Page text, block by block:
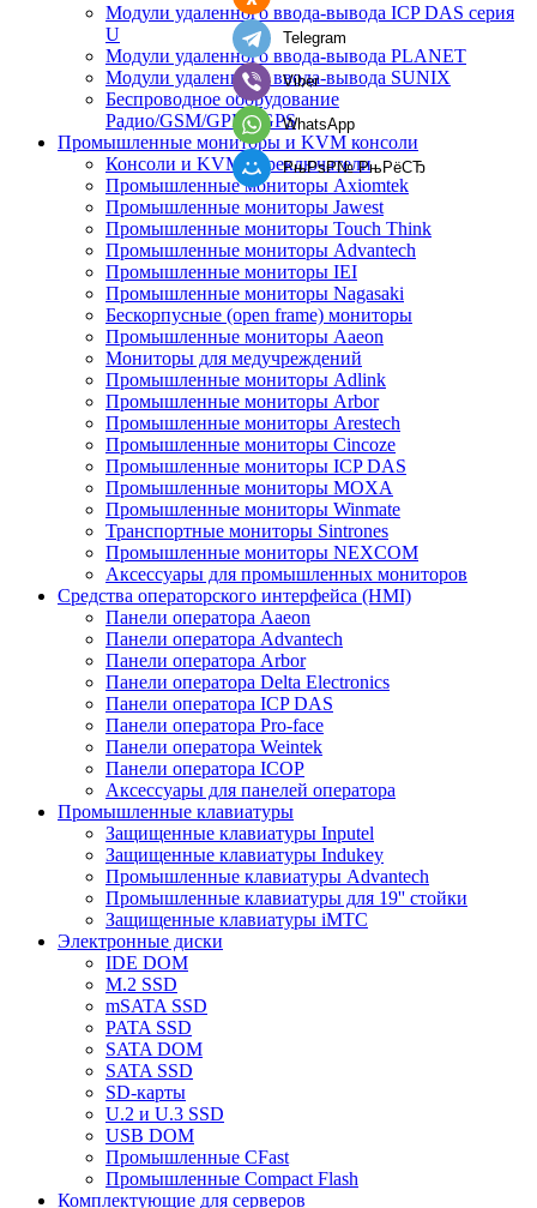
Модули удаленного ввода-вывода ICP DAS серия
U
Модули удаленного ввода-вывода PLANET
Модули удаленного ввода-вывода SUNIX
Беспроводное оборудование
Радио/GSM/GPRS/GPS
Промышленные мониторы и KVM консоли
Консоли и KVM переключатели
Промышленные мониторы Axiomtek
Промышленные мониторы Jawest
Промышленные мониторы Touch Think
Промышленные мониторы Advantech
Промышленные мониторы IEI
Промышленные мониторы Nagasaki
Бескорпусные (open frame) мониторы
Промышленные мониторы Aaeon
Мониторы для медучреждений
Промышленные мониторы Adlink
Промышленные мониторы Arbor
Промышленные мониторы Arestech
Промышленные мониторы Cincoze
Промышленные мониторы ICP DAS
Промышленные мониторы MOXA
Промышленные мониторы Winmate
Транспортные мониторы Sintrones
Промышленные мониторы NEXCOM
Аксессуары для промышленных мониторов
Средства операторского интерфейса (HMI)
Панели оператора Aaeon
Панели оператора Advantech
Панели оператора Arbor
Панели оператора Delta Electronics
Панели оператора ICP DAS
Панели оператора Pro-face
Панели оператора Weintek
Панели оператора ICOP
Аксессуары для панелей оператора
Промышленные клавиатуры
Защищенные клавиатуры Inputel
Защищенные клавиатуры Indukey
Промышленные клавиатуры Advantech
Промышленные клавиатуры для 19'' стойки
Защищенные клавиатуры iMTC
Электронные диски
IDE DOM
M.2 SSD
mSATA SSD
PATA SSD
SATA DOM
SATA SSD
SD-карты
U.2 и U.3 SSD
USB DOM
Промышленные CFast
Промышленные Compact Flash
Комплектующие для серверов
Telegram
Viber
WhatsApp
РњРѕР№ РњРёСЂ